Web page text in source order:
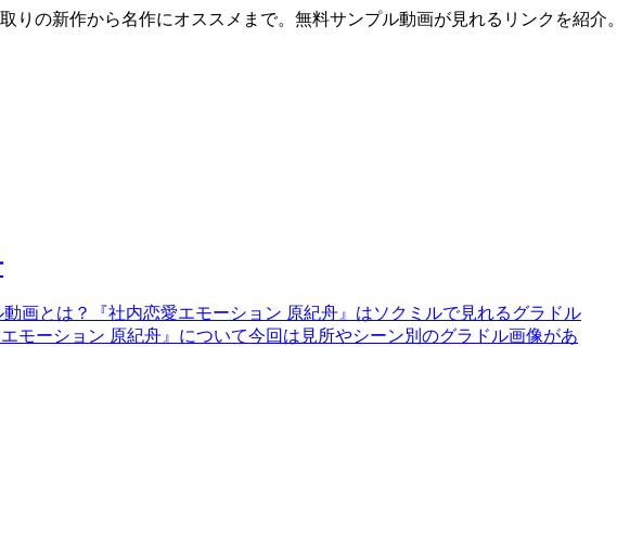
りの新作から名作にオススメまで。無料サンプル動画が見れるリンクを紹介。
画とは？『社内恋愛エモーション 原紀舟』はソクミルで見れるグラドル
モーション 原紀舟』について今回は見所やシーン別のグラドル画像があ